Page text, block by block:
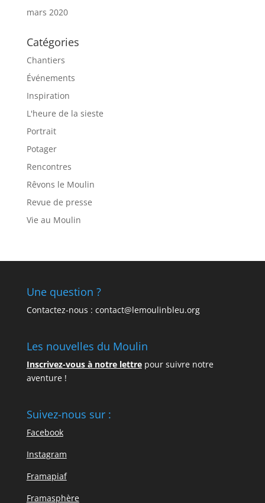
mars 2020
Catégories
Chantiers
Événements
Inspiration
L'heure de la sieste
Portrait
Potager
Rencontres
Rêvons le Moulin
Revue de presse
Vie au Moulin
Une question ?
Contactez-nous : contact@lemoulinbleu.org
Les nouvelles du Moulin
Inscrivez-vous à notre lettrepour suivre notre
aventure !
Suivez-nous sur :
Facebook
Instagram
Framapiaf
Framasphère